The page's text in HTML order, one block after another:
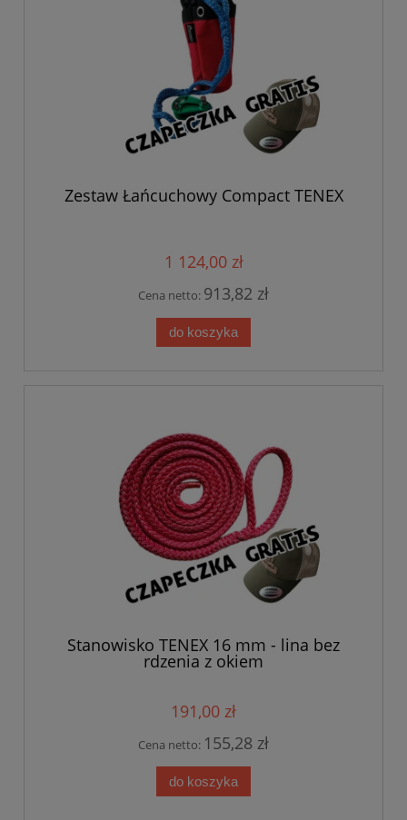
Zestaw Łańcuchowy Compact TENEX
1 124,00 zł
Cena netto: 913,82 zł
do koszyka
Stanowisko TENEX 16 mm - lina bez
rdzenia z okiem
191,00 zł
Cena netto: 155,28 zł
do koszyka